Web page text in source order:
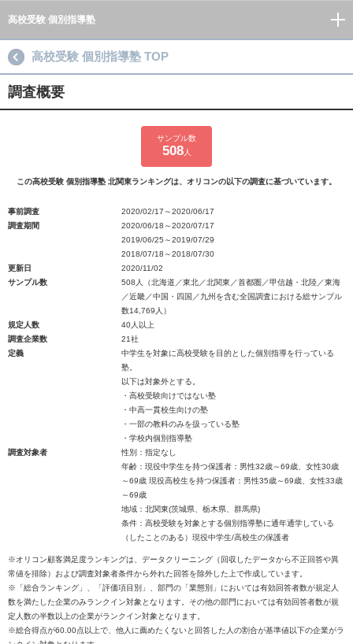
高校受験 個別指導塾
高校受験 個別指導塾 TOP
調査概要
サンプル数
508人
この高校受験 個別指導塾 北関東ランキングは、オリコンの以下の調査に基づいています。
事前調査
2020/02/17～2020/06/17
調査期間
2020/06/18～2020/07/17
2019/06/25～2019/07/29
2018/07/18～2018/07/30
更新日
2020/11/02
サンプル数
508人（北海道／東北／北関東／首都圏／甲信越・北陸／東海
／近畿／中国・四国／九州を含む全国調査における総サンプル
数14,769人）
規定人数
40人以上
調査企業数
21社
定義
中学生を対象に高校受験を目的とした個別指導を行っている
塾。
以下は対象外とする。
・高校受験向けではない塾
・中高一貫校生向けの塾
・一部の教科のみを扱っている塾
・学校内個別指導塾
調査対象者
性別：指定なし
年齢：現役中学生を持つ保護者：男性32歳～69歳、女性30歳
～69歳 現役高校生を持つ保護者：男性35歳～69歳、女性33歳
～69歳
地域：北関東(茨城県、栃木県、群馬県)
条件：高校受験を対象とする個別指導塾に通年通学している
（したことのある）現役中学生/高校生の保護者
※オリコン顧客満足度ランキングは、データクリーニング（回収したデータから不正回答や異
常値を排除）および調査対象者条件から外れた回答を除外した上で作成しています。
※「総合ランキング」、「評価項目別」、部門の「業態別」においては有効回答者数が規定人
数を満たした企業のみランクイン対象となります。その他の部門においては有効回答者数が規
定人数の半数以上の企業がランクイン対象となります。
※総合得点が60.00点以上で、他人に薦めたくないと回答した人の割合が基準値以下の企業がラ